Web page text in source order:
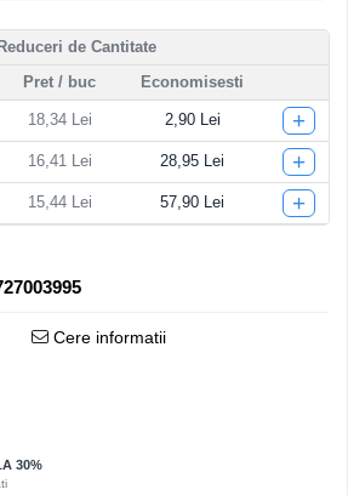
si Bricolaj
Reduceri de Cantitate
Pret / buc Economisesti
18,34 Lei 2,90 Lei +
16,41 Lei 28,95 Lei +
15,44 Lei 57,90 Lei +
Cere informatii
30%